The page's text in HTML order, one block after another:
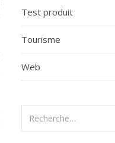
Test produit
Tourisme
Web